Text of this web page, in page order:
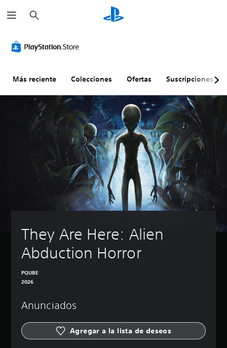
u
s
r
Más reciente Colecciones Ofertas Suscripciones
They Are Here: Alien
Abduction Horror
PQUBE
2026
Anunciados
Agregar a la lista de deseos